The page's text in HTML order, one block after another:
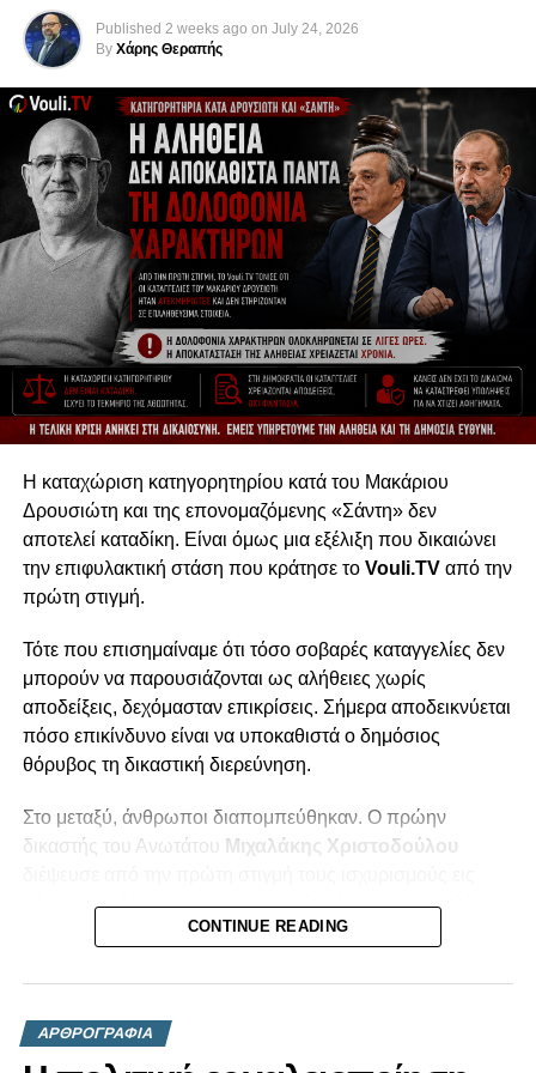
RELATED TOPICS:
UP NEXT
Συνάντηση του Υπουργού Εξωτερικών με τον
Αιγύπτιο ομόλογό του
DON'T MISS
«Οι Πυλώνες της Διεκδίκησης μου» | Podcast
Therapy S2 E11
Published 2 weeks ago on July 24, 2026
By Χάρης Θεραπής
Η καταχώριση κατηγορητηρίου κατά του Μακάριου
Δρουσιώτη και της επονομαζόμενης «Σάντη» δεν
αποτελεί καταδίκη. Είναι όμως μια εξέλιξη που δικαιώνει
την επιφυλακτική στάση που κράτησε το Vouli.TVαπό την
πρώτη στιγμή.
Τότε που επισημαίναμε ότι τόσο σοβαρές καταγγελίες δεν
μπορούν να παρουσιάζονται ως αλήθειες χωρίς
αποδείξεις, δεχόμασταν επικρίσεις. Σήμερα αποδεικνύεται
πόσο επικίνδυνο είναι να υποκαθιστά ο δημόσιος
θόρυβος τη δικαστική διερεύνηση.
Στο μεταξύ, άνθρωποι διαπομπεύθηκαν. Ο πρώην
δικαστής του Ανωτάτου Μιχαλάκης Χριστοδούλου
βάρος του, ζήτησε να διερευνηθούν όλες οι καταγγελίες
και κατήγγειλε ότι δημοσιοποιήθηκαν ατεκμηρίωτοι
Παπαδάκης, ο οποίος διέψευσε κατηγορηματικά όσα του
CONTINUE READING
ΑΡΘΡΟΓΡΑΦΙΑ